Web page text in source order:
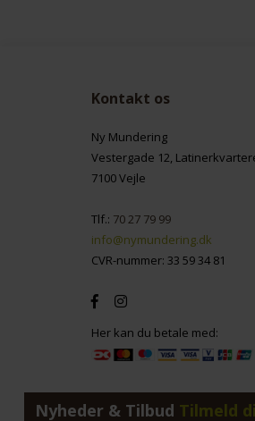
Kontakt os
Ny Mundering
Vestergade 12,
7100 Vejle
Tlf.: 70 27 79 99
info@nymundering.dk
CVR-nummer: 33 59 34 81
Her kan du betale med:
Nyheder & Tilbud Tilmeld